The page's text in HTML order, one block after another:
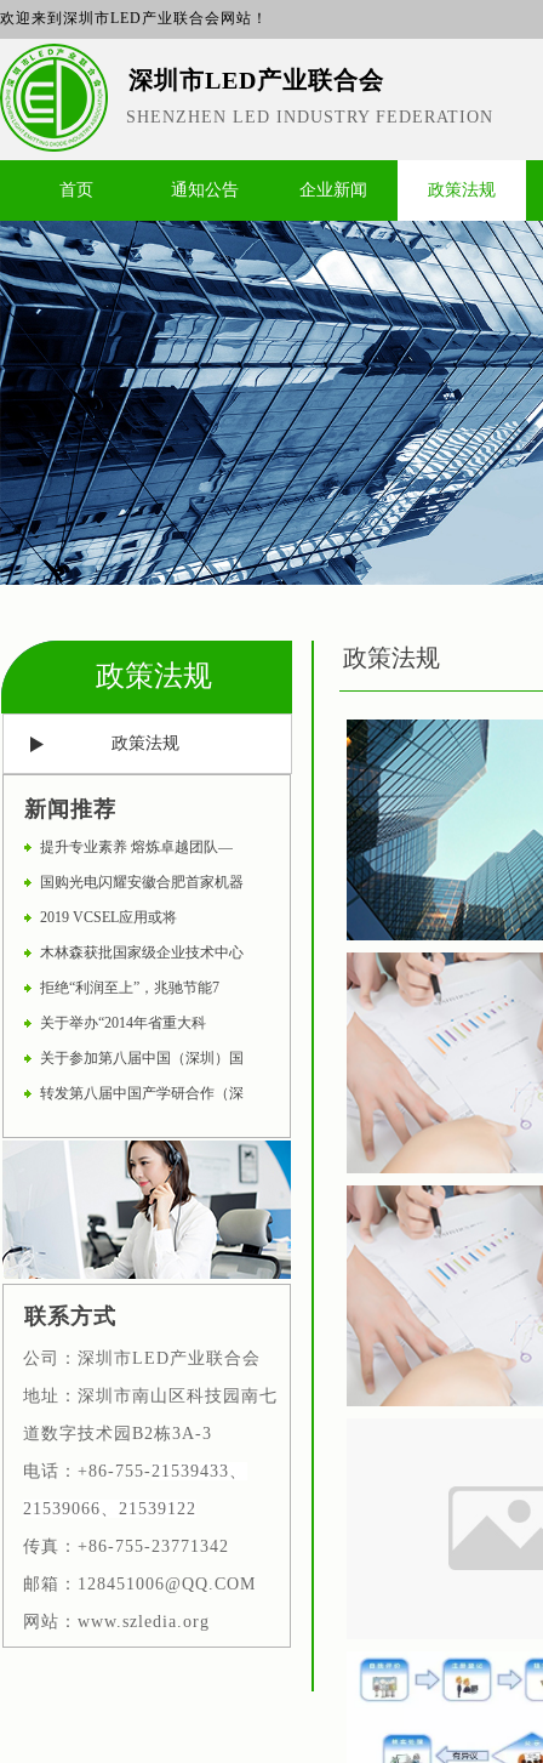
欢迎来到深圳市LED产业联合会网站！
深圳市LED产业联合会
SHENZHEN LED INDUSTRY FEDERATION
首页 通知公告 企业新闻 政策法规
政策法规
政策法规
政策法规
新闻推荐
提升专业素养 熔炼卓越团队—
国购光电闪耀安徽合肥首家机器
2019 VCSEL应用或将
木林森获批国家级企业技术中心
拒绝“利润至上”，兆驰节能7
关于举办“2014年省重大科
关于参加第八届中国（深圳）国
转发第八届中国产学研合作（深
联系方式
公司：深圳市LED产业联合会
地址：深圳市南山区科技园南七
道数字技术园B2栋3A-3
电话：+86-755-21539433、
21539066、21539122
传真：+86-755-23771342
邮箱：128451006@QQ.COM
网站：www.szledia.org